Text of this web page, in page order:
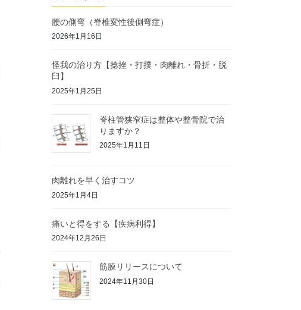
腰の側弯（脊椎変性後側弯症）
2026年1月16日
怪我の治り方【捻挫・打撲・肉離れ・骨折・脱
臼】
2025年1月25日
脊柱管狭窄症は整体や整骨院で治
りますか？
2025年1月11日
肉離れを早く治すコツ
2025年1月4日
痛いと得をする【疾病利得】
2024年12月26日
筋膜リリースについて
2024年11月30日